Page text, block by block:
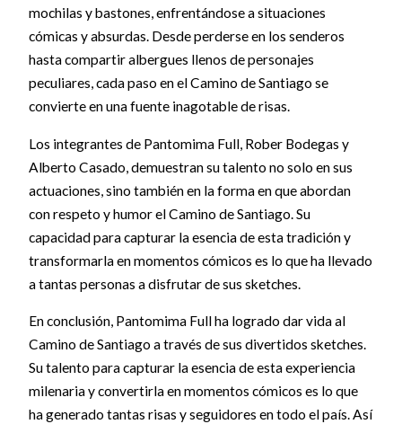
mochilas y bastones, enfrentándose a situaciones
cómicas y absurdas. Desde perderse en los senderos
hasta compartir albergues llenos de personajes
peculiares, cada paso en el Camino de Santiago se
convierte en una fuente inagotable de risas.
Los integrantes de Pantomima Full, Rober Bodegas y
Alberto Casado, demuestran su talento no solo en sus
actuaciones, sino también en la forma en que abordan
con respeto y humor el Camino de Santiago. Su
capacidad para capturar la esencia de esta tradición y
transformarla en momentos cómicos es lo que ha llevado
a tantas personas a disfrutar de sus sketches.
En conclusión, Pantomima Full ha logrado dar vida al
Camino de Santiago a través de sus divertidos sketches.
Su talento para capturar la esencia de esta experiencia
milenaria y convertirla en momentos cómicos es lo que
ha generado tantas risas y seguidores en todo el país. Así